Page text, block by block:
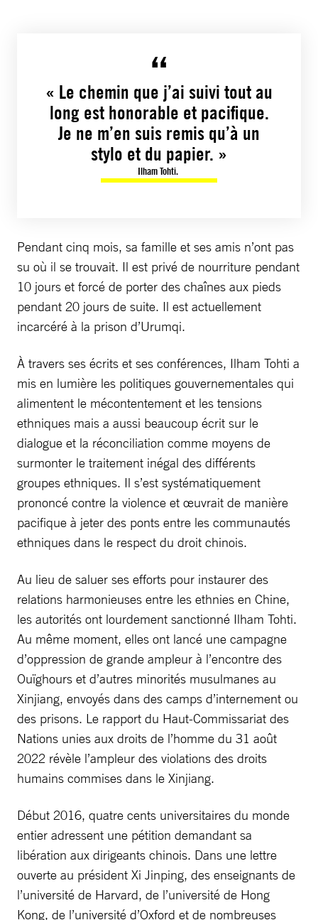
« Le chemin que j’ai suivi tout au
long est honorable et pacifique.
Je ne m’en suis remis qu’à un
stylo et du papier. »
Ilham Tohti.
Pendant cinq mois, sa famille et ses amis n’ont pas
su où il se trouvait. Il est privé de nourriture pendant
10 jours et forcé de porter des chaînes aux pieds
pendant 20 jours de suite. Il est actuellement
incarcéré à la prison d’Urumqi.
À travers ses écrits et ses conférences, Ilham Tohti a
mis en lumière les politiques gouvernementales qui
alimentent le mécontentement et les tensions
ethniques mais a aussi beaucoup écrit sur le
dialogue et la réconciliation comme moyens de
surmonter le traitement inégal des différents
groupes ethniques. Il s’est systématiquement
prononcé contre la violence et œuvrait de manière
pacifique à jeter des ponts entre les communautés
ethniques dans le respect du droit chinois.
Au lieu de saluer ses efforts pour instaurer des
relations harmonieuses entre les ethnies en Chine,
les autorités ont lourdement sanctionné Ilham Tohti.
Au même moment, elles ont lancé une campagne
d’oppression de grande ampleur à l’encontre des
Ouïghours et d’autres minorités musulmanes au
Xinjiang, envoyés dans des camps d’internement ou
des prisons. Le rapport du Haut-Commissariat des
Nations unies aux droits de l’homme du 31 août
2022 révèle l’ampleur des violations des droits
humains commises dans le Xinjiang.
Début 2016, quatre cents universitaires du monde
entier adressent une pétition demandant sa
libération aux dirigeants chinois. Dans une lettre
ouverte au président Xi Jinping, des enseignants de
l’université de Harvard, de l’université de Hong
Kong, de l’université d’Oxford et de nombreuses